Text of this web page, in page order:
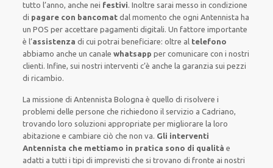
tutto l’anno, anche nei festivi.Inoltre sarai messo in condizione
di pagare con bancomat dal momento che ogni Antennista ha
un POSper accettare pagamentidigitali.Un fattore importante
è l’assistenza di cui potrai beneficiare: oltre al telefono
abbiamo anche uncanale whatsappper comunicare con i nostri
clienti.Infine, sui nostri interventi c’è anche lagaranzia sui pezzi
di ricambio.
La missione di Antennista Bologna è quello di risolvere i
problemi delle persone cherichiedono il servizio a Cadriano,
trovando loro soluzioni appropriate per migliorare la loro
abitazione e cambiare ciò che non va. Gli interventi
Antennista che mettiamo in pratica sono di qualità e
adatti a tutti i tipi di imprevisti che si trovano di fronte ai nostri